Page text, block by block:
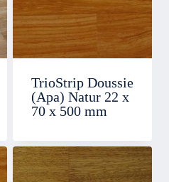
TrioStrip Doussie
(Apa) Natur 22 x
70 x 500 mm